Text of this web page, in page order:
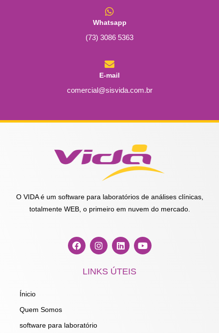
Whatsapp
(73) 3086 5363
E-mail
comercial@sisvida.com.br
O VIDA é um software para laboratórios de análises clínicas,
totalmente WEB, o primeiro em nuvem do mercado.
F
a
I
n
t
a
L
i
k
e
Y
o
LINKS ÚTEIS
Ínicio
Quem Somos
software para laboratório